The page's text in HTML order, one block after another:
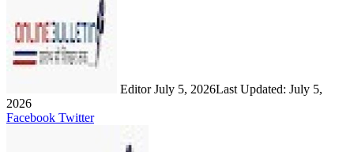
Editor July 5, 2026Last Updated: July 5,
2026
Facebook TwitterLinkedIn
Share
Print